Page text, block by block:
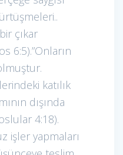
çıkar
6:5).”Onların
katılık
dışında
4:18).
işler yapmaları